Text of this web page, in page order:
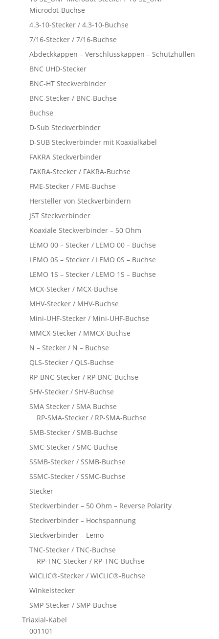
Microdot-Buchse
4.3-10-Stecker / 4.3-10-Buchse
7/16-Stecker / 7/16-Buchse
Abdeckkappen – Verschlusskappen – Schutzhüllen
BNC UHD-Stecker
BNC-HT Steckverbinder
BNC-Stecker / BNC-Buchse
Buchse
D-Sub Steckverbinder
D-SUB Steckverbinder mit Koaxialkabel
FAKRA Steckverbinder
FAKRA-Stecker / FAKRA-Buchse
FME-Stecker / FME-Buchse
Hersteller von Steckverbindern
JST Steckverbinder
Koaxiale Steckverbinder – 50 Ohm
LEMO 00 – Stecker / LEMO 00 – Buchse
LEMO 0S – Stecker / LEMO 0S – Buchse
LEMO 1S – Stecker / LEMO 1S – Buchse
MCX-Stecker / MCX-Buchse
MHV-Stecker / MHV-Buchse
Mini-UHF-Stecker / Mini-UHF-Buchse
MMCX-Stecker / MMCX-Buchse
N – Stecker / N – Buchse
QLS-Stecker / QLS-Buchse
RP-BNC-Stecker / RP-BNC-Buchse
SHV-Stecker / SHV-Buchse
SMA Stecker / SMA Buchse
RP-SMA-Stecker / RP-SMA-Buchse
SMB-Stecker / SMB-Buchse
SMC-Stecker / SMC-Buchse
SSMB-Stecker / SSMB-Buchse
SSMC-Stecker / SSMC-Buchse
Stecker
Steckverbinder – 50 Ohm – Reverse Polarity
Steckverbinder – Hochspannung
Steckverbinder – Lemo
TNC-Stecker / TNC-Buchse
RP-TNC-Stecker / RP-TNC-Buchse
WICLIC®-Stecker / WICLIC®-Buchse
Winkelstecker
SMP-Stecker / SMP-Buchse
Triaxial-Kabel
001101